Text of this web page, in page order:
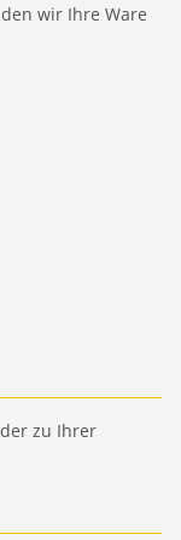
wir Ihre Ware
zu Ihrer